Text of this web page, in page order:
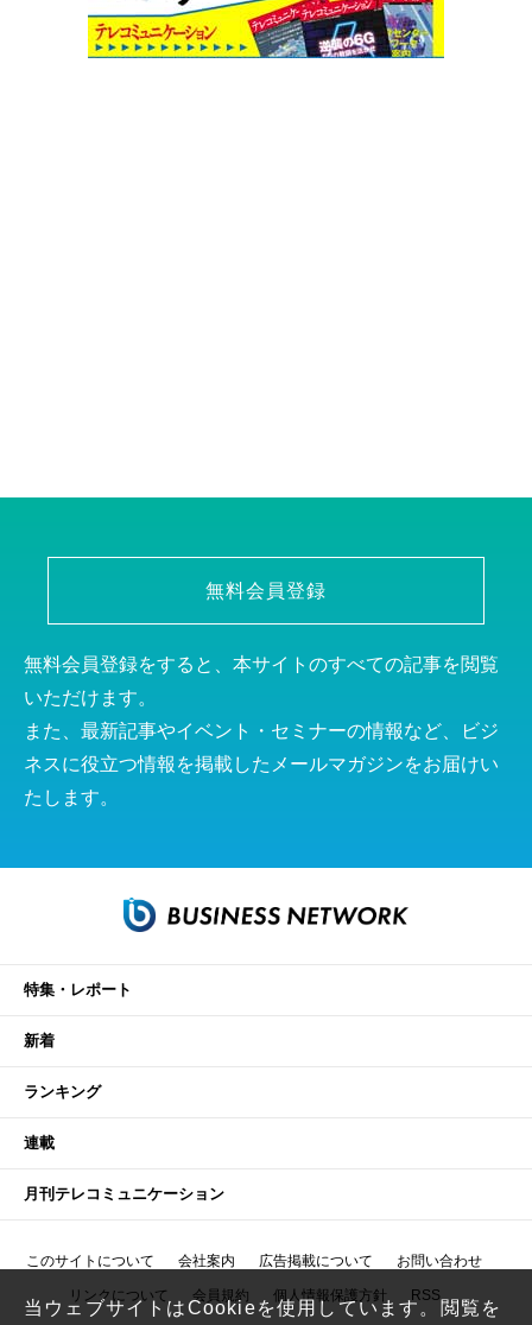
無料会員登録
無料会員登録をすると、本サイトのすべての記事を閲覧
いただけます。
また、最新記事やイベント・セミナーの情報など、ビジ
ネスに役立つ情報を掲載したメールマガジンをお届けい
たします。
特集・レポート
新着
ランキング
連載
月刊テレコミュニケーション
このサイトについて 会社案内 広告掲載について お問い合わせ
リンクについて 会員規約 個人情報保護方針 RSS
当ウェブサイトはCookieを使用しています。閲覧を